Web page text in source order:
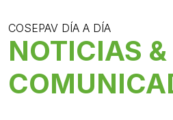
COSEPAV DÍA A DÍA
NOTICIAS &